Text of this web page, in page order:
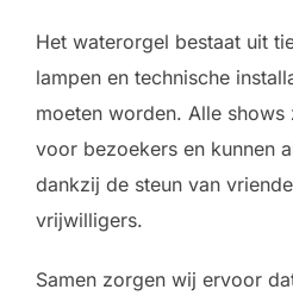
Het waterorgel bestaat uit
lampen en technische
moeten worden. Alle
voor bezoekers en kunnen
dankzij de steun van
vrijwilligers.
Samen zorgen wij ervoor